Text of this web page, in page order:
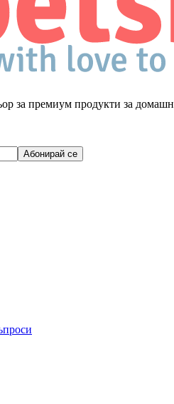
за премиум продукти за
Абонирай се